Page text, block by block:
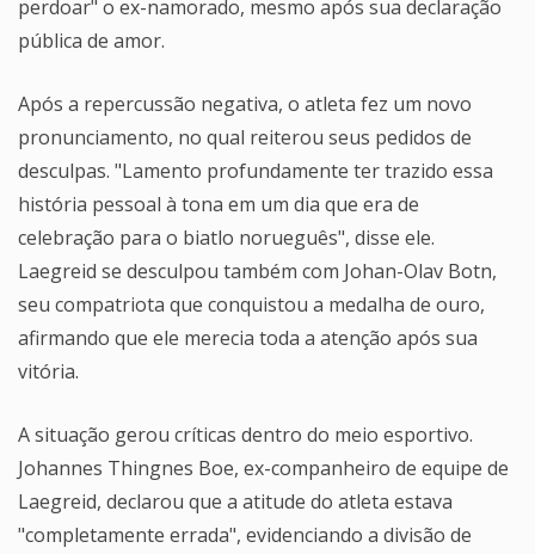
perdoar" o ex-namorado, mesmo após sua declaração
pública de amor.
Após a repercussão negativa, o atleta fez um novo
pronunciamento, no qual reiterou seus pedidos de
desculpas. "Lamento profundamente ter trazido essa
história pessoal à tona em um dia que era de
celebração para o biatlo norueguês", disse ele.
Laegreid se desculpou também com Johan-Olav Botn,
seu compatriota que conquistou a medalha de ouro,
afirmando que ele merecia toda a atenção após sua
vitória.
A situação gerou críticas dentro do meio esportivo.
Johannes Thingnes Boe, ex-companheiro de equipe de
Laegreid, declarou que a atitude do atleta estava
"completamente errada", evidenciando a divisão de